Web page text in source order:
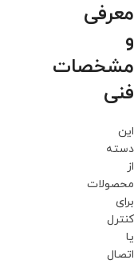
معرفی
و
مشخصات
فنی
این
دسته
از
محصولات
برای
کنترل
یا
اتصال